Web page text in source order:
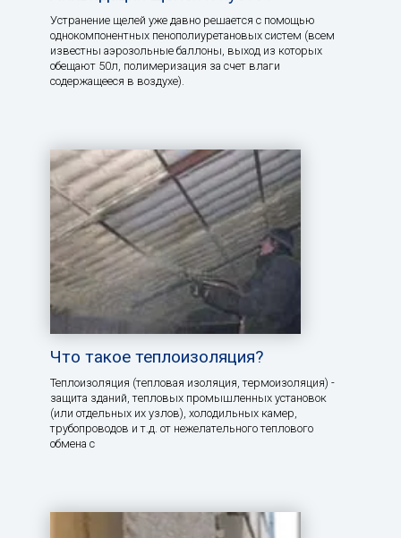
Устранение щелей уже давно решается с помощью
однокомпонентных пенополиуретановых систем (всем
известны аэрозольные баллоны, выход из которых
обещают 50л, полимеризация за счет влаги
содержащееся в воздухе).
Что такое теплоизоляция?
Теплоизоляция (тепловая изоляция, термоизоляция) -
защита зданий, тепловых промышленных установок
(или отдельных их узлов), холодильных камер,
трубопроводов и т.д. от нежелательного теплового
обмена с